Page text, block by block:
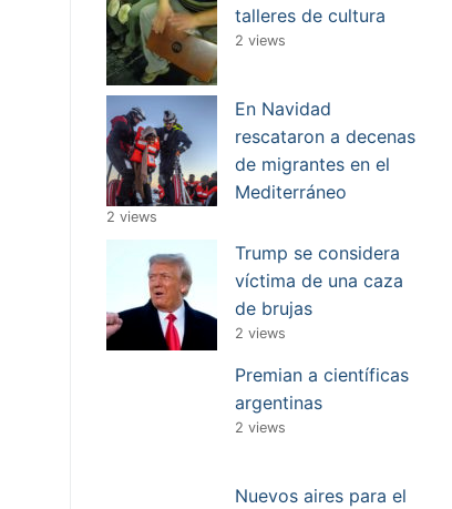
talleres de cultura
2 views
En Navidad
rescataron a decenas
de migrantes en el
Mediterráneo
2 views
Trump se considera
víctima de una caza
de brujas
2 views
Premian a científicas
argentinas
2 views
Nuevos aires para el